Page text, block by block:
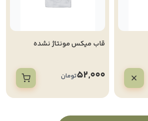
قاب میکس مونتاژ نشده
52,000تومان